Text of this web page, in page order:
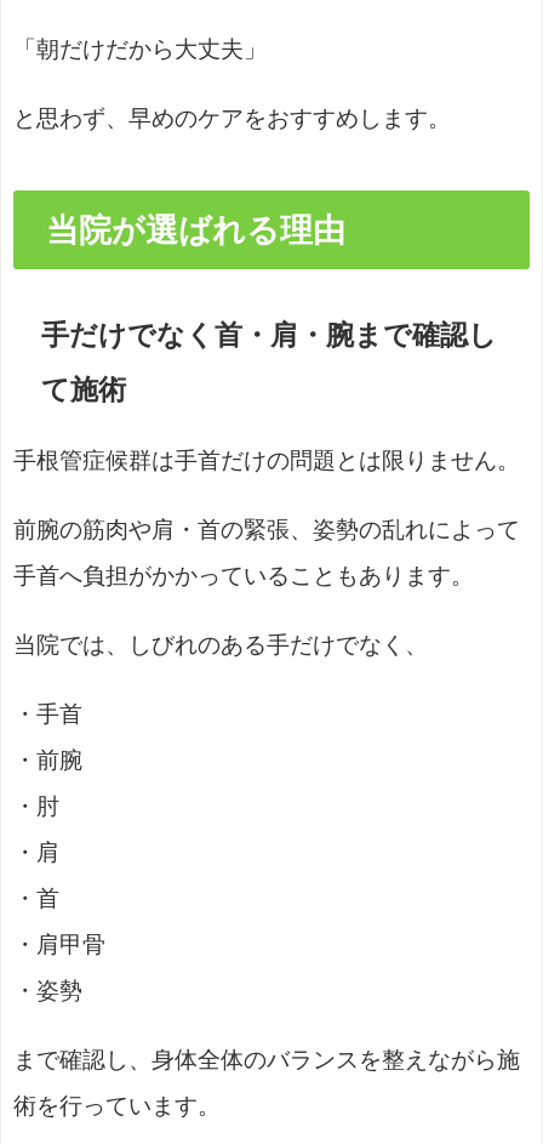
「朝だけだから大丈夫」
と思わず、早めのケアをおすすめします。
当院が選ばれる理由
手だけでなく首・肩・腕まで確認し
て施術
手根管症候群は手首だけの問題とは限りません。
前腕の筋肉や肩・首の緊張、姿勢の乱れによって
手首へ負担がかかっていることもあります。
当院では、しびれのある手だけでなく、
・手首
・前腕
・肘
・肩
・首
・肩甲骨
・姿勢
まで確認し、身体全体のバランスを整えながら施
術を行っています。